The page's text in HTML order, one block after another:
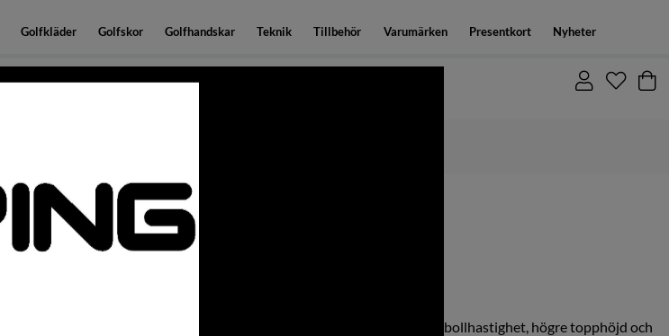
Golfkläder Golfskor Golfhandskar Teknik Tillbehör Varumärken Presentkort Nyheter
PING
Den nya grundare och tunnare träffytan levererar snabbare bollhastighet, högre topphöjd och